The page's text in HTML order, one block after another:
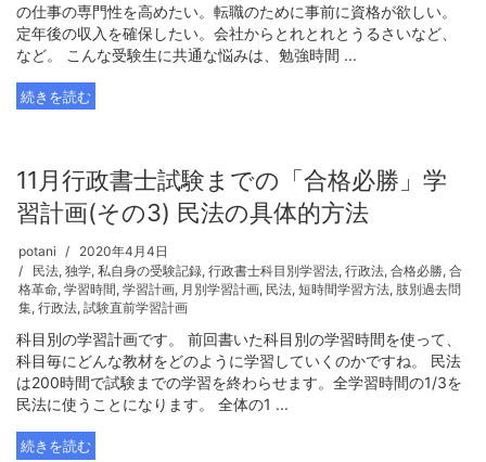
の仕事の専門性を高めたい。転職のために事前に資格が欲しい。
定年後の収入を確保したい。会社からとれとれとうるさいなど、
など。 こんな受験生に共通な悩みは、勉強時間 ...
続きを読む
11月行政書士試験までの「合格必勝」学
習計画(その3) 民法の具体的方法
potani
2020年4月4日
民法, 独学, 私自身の受験記録, 行政書士科目別学習法, 行政法, 合格必勝, 合
格革命, 学習時間, 学習計画, 月別学習計画, 民法, 短時間学習方法, 肢別過去問
集, 行政法, 試験直前学習計画
科目別の学習計画です。 前回書いた科目別の学習時間を使って、
科目毎にどんな教材をどのように学習していくのかですね。 民法
は200時間で試験までの学習を終わらせます。全学習時間の1/3を
民法に使うことになります。 全体の1 ...
続きを読む